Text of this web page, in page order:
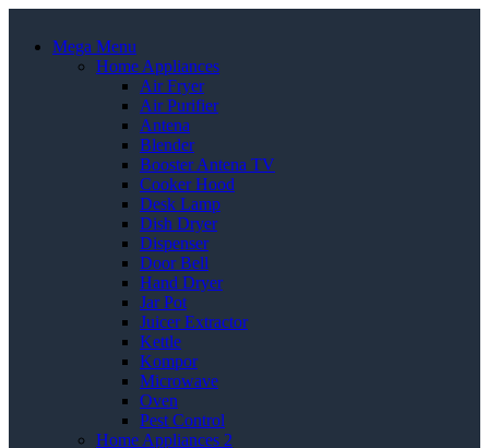
Mega Menu
Home Appliances
Air Fryer
Air Purifier
Antena
Blender
Booster Antena TV
Cooker Hood
Desk Lamp
Dish Dryer
Dispenser
Door Bell
Hand Dryer
Jar Pot
Juicer Extractor
Kettle
Kompor
Microwave
Oven
Pest Control
Home Appliances 2